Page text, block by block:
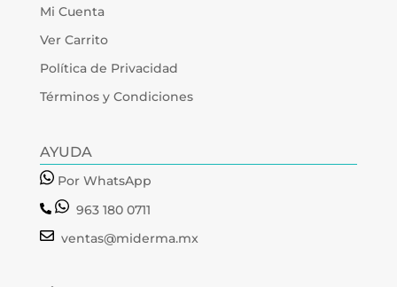
Mi Cuenta
Ver Carrito
Política de Privacidad
Términos y Condiciones
AYUDA
Por WhatsApp
963 180 0711
ventas@miderma.mx